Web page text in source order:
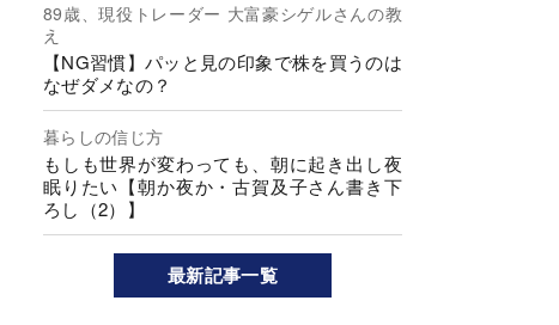
89歳、現役トレーダー 大富豪シゲルさんの教
え
【NG習慣】パッと見の印象で株を買うのは
なぜダメなの？
暮らしの信じ方
もしも世界が変わっても、朝に起き出し夜
眠りたい【朝か夜か・古賀及子さん書き下
ろし（2）】
最新記事一覧